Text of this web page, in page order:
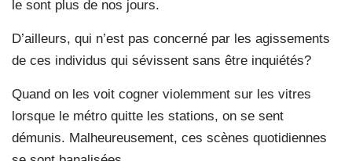
le sont plus de nos jours.
D’ailleurs, qui n’est pas concerné par les agissements
de ces individus qui sévissent sans être inquiétés?
Quand on les voit cogner violemment sur les vitres
lorsque le métro quitte les stations, on se sent
démunis. Malheureusement, ces scènes quotidiennes